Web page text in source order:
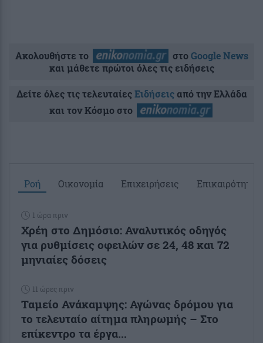
Ακολουθήστε το στοGoogle News
και μάθετε πρώτοι όλες τις ειδήσεις
Δείτε όλες τις τελευταίεςΕιδήσειςαπό την Ελλάδα
και τον Κόσμο στο
Ροή Οικονομία Επιχειρήσεις Επικαιρότητα
1 ώρα πριν
Χρέη στο Δημόσιο: Αναλυτικός οδηγός
για ρυθμίσεις οφειλών σε 24, 48 και 72
μηνιαίες δόσεις
11 ώρες πριν
Ταμείο Ανάκαμψης: Αγώνας δρόμου για
το τελευταίο αίτημα πληρωμής – Στο
επίκεντρο τα έργα...